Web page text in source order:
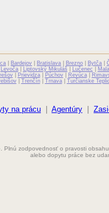
Bardejov Bratislava Brezno Bytča |
Levoča| Liptovský Mikuláš Lučenec
| Prievidza| Púchov| Revúca|
| Trenčín| Trnava| Turčianske
na prácu Agentúry
zodpovednosť o pravosti
alebo dopytu práce bez